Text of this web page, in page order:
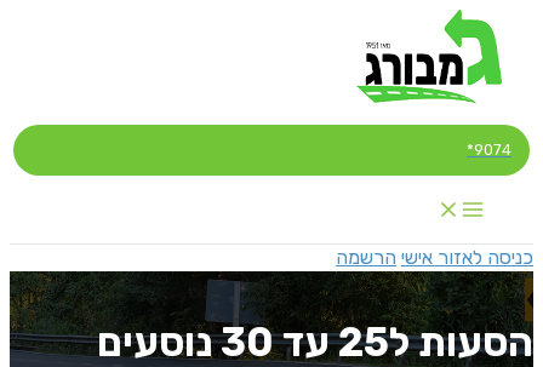
לתוכן
9074*
כניסה לאזור אישי הרשמה
הסעות ל25 עד 30 נוסעים